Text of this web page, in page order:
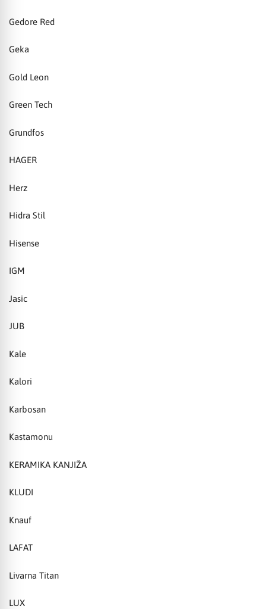
Gedore Red
Geka
Gold Leon
Green Tech
Grundfos
HAGER
Herz
Hidra Stil
Hisense
IGM
Jasic
JUB
Kale
Kalori
Karbosan
Kastamonu
KERAMIKA KANJIŽA
KLUDI
Knauf
LAFAT
Livarna Titan
LUX